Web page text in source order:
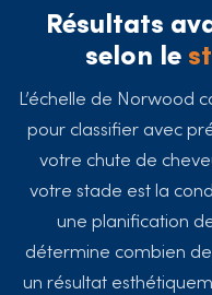
Résultats
selon le
L’échelle de Norwood
pour classifier avec
votre chute de
votre stade est la
une planification
détermine combien
un résultat